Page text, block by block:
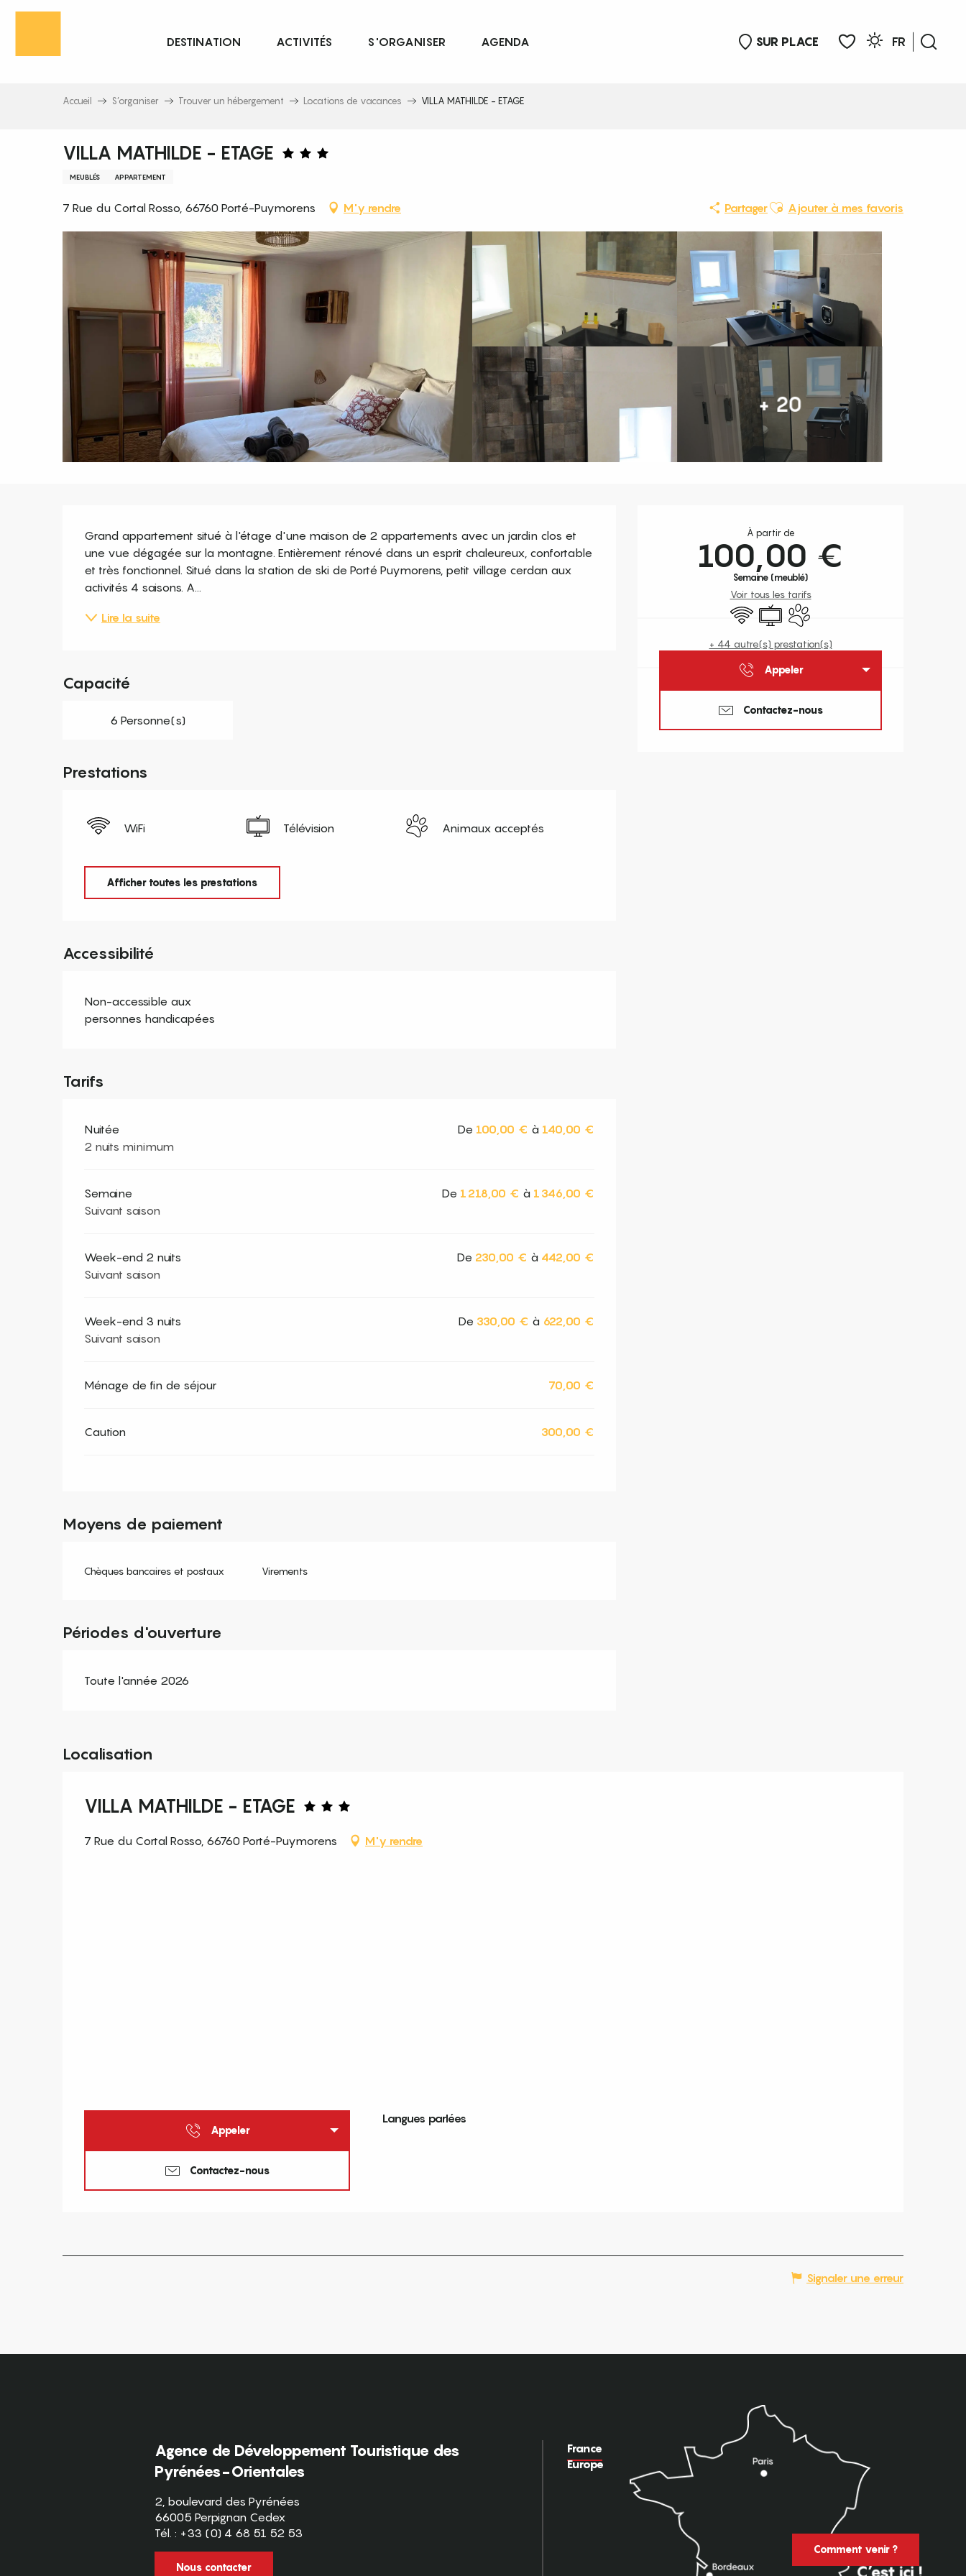
Aller
principal
SUR PLACE
FR
DESTINATION ACTIVITÉS S'ORGANISER AGENDA
Accueil S’organiser Trouver un hébergement Locations de vacances VILLA MATHILDE - ETAGE
VILLA MATHILDE - ETAGE
MEUBLÉS APPARTEMENT
7 Rue du Cortal Rosso, 66760 Porté-Puymorens M'y rendre PartagerAjouter aux favoris
Ajouter à mes favoris
+ 20
Ouverture et coordonnées
À partir de
100,00 €
Semaine (meublé)
Voir tous les tarifs
WiFi TélévisionAnimaux acceptés
+ 44 autre(s) prestation(s)
Appeler
Contactez-nous
Description
Grand appartement situé à l'étage d'une maison de 2 appartements avec un jardin clos et
une vue dégagée sur la montagne. Entièrement rénové dans un esprit chaleureux, confortable
et très fonctionnel. Situé dans la station de ski de Porté Puymorens, petit village cerdan aux
activités 4 saisons. A...
Lire la suite
Capacité
6 Personne(s)
Prestations
WiFi Télévision Animaux acceptés
Afficher toutes les prestations
Accessibilité
Non-accessible aux
personnes handicapées
Tarifs
Nuitée
2 nuits minimum
De 100,00 € à 140,00 €
Semaine
Suivant saison
De 1 218,00 € à 1 346,00 €
Week-end 2 nuits
Suivant saison
De 230,00 € à 442,00 €
Week-end 3 nuits
Suivant saison
De 330,00 € à 622,00 €
Ménage de fin de séjour 70,00 €
Caution 300,00 €
Moyens de paiement
Chèques bancaires et postaux Virements
Périodes d'ouverture
Toute l'année 2026
Localisation
VILLA MATHILDE - ETAGE
7 Rue du Cortal Rosso, 66760 Porté-Puymorens M'y rendre
Appeler
Contactez-nous
Langues parlées
Langues parlées
Signaler une erreur
Agence de Développement Touristique des
Pyrénées-Orientales
2, boulevard des Pyrénées
66005 Perpignan Cedex
Tél. : +33 (0) 4 68 51 52 53
Nous contacter
France
Europe
Comment venir ?